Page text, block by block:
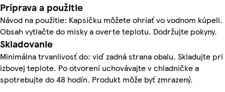
Príprava a použitie
Návod na použitie: Kapsičku môžete ohriať vo vodnom kúpeli.
Obsah vytlačte do misky a overte teplotu. Dodržujte pokyny.
Skladovanie
Minimálna trvanlivosť do: viď zadná strana obalu. Skladujte pri
izbovej teplote. Po otvorení uchovávajte v chladničke a
spotrebujte do 48 hodín. Produkt môže byť zmrazený.